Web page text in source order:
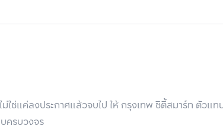
ใช่แค่ลงประกาศแล้วจบไป ให้ กรุงเทพ ซิตี้สมาร์ท ตัวแ
ครบวงจร